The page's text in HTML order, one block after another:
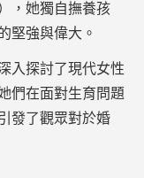
，她獨自撫養孩
堅強與偉大。
入探討了現代女性
們在面對生育問題
發了觀眾對於婚